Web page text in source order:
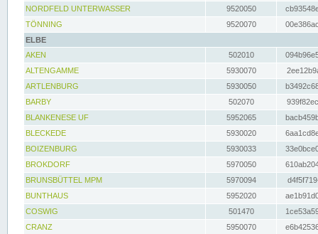
NORDFELD UNTERWASSER
9520050
TÖNNING
9520070
ELBE
AKEN
502010
ALTENGAMME
5930070
ARTLENBURG
5930050
BARBY
502070
BLANKENESE UF
5952065
BLECKEDE
5930020
BOIZENBURG
5930033
BROKDORF
5970050
BRUNSBÜTTEL MPM
5970094
BUNTHAUS
5952020
COSWIG
501470
CRANZ
5950070